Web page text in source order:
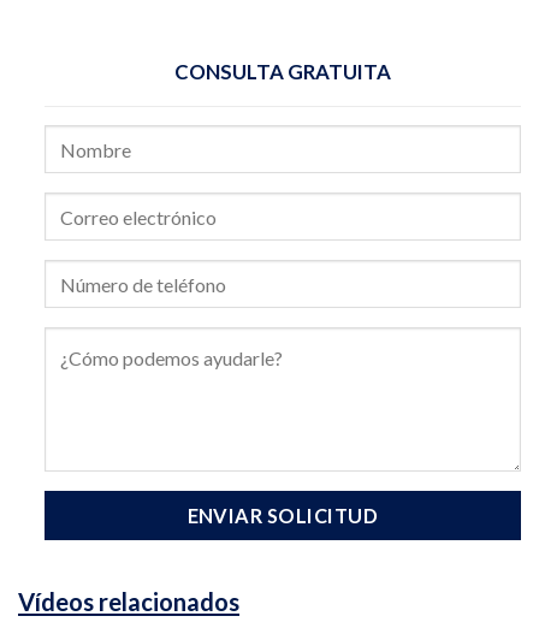
CONSULTA GRATUITA
Vídeos relacionados